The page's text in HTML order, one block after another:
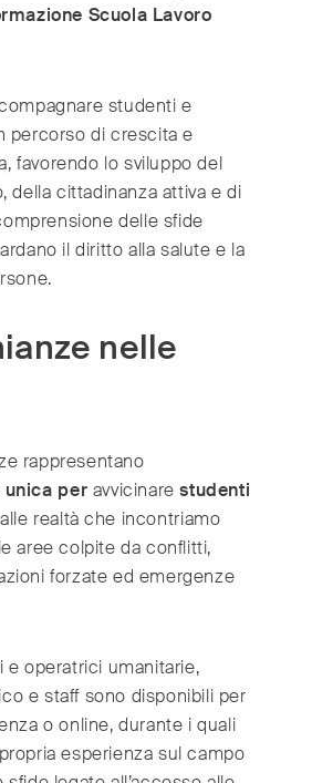
Scuola Lavoro
studenti e
percorso di crescita e
favorendo lo sviluppo del
della cittadinanza attiva e di
delle sfide
il diritto alla salute e la
nelle
rappresentano
per avvicinarestudenti
alle realtà che incontriamo
aree colpite da conflitti,
forzate ed emergenze
e operatrici umanitarie,
e staff sono disponibili per
o online, durante i quali
esperienza sul campo